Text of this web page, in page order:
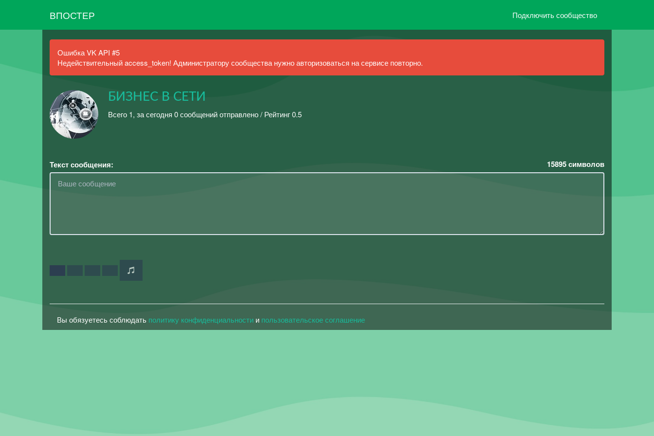
ВПОСТЕР Подключить сообщество
Ошибка VK API #5
Недействительный access_token! Администратору сообщества нужно авторизоваться на сервисе повторно.
БИЗНЕС В СЕТИ
Всего 1, за сегодня 0 сообщений отправлено / Рейтинг 0.5
Текст сообщения: 15895символов
Вы обязуетесь соблюдать политику конфиденциальности и пользовательское соглашение